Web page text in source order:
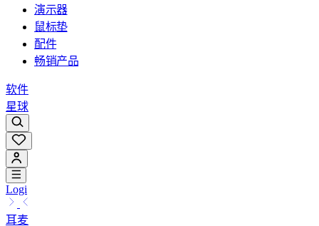
演示器
鼠标垫
配件
畅销产品
软件
星球
Logi
耳麦